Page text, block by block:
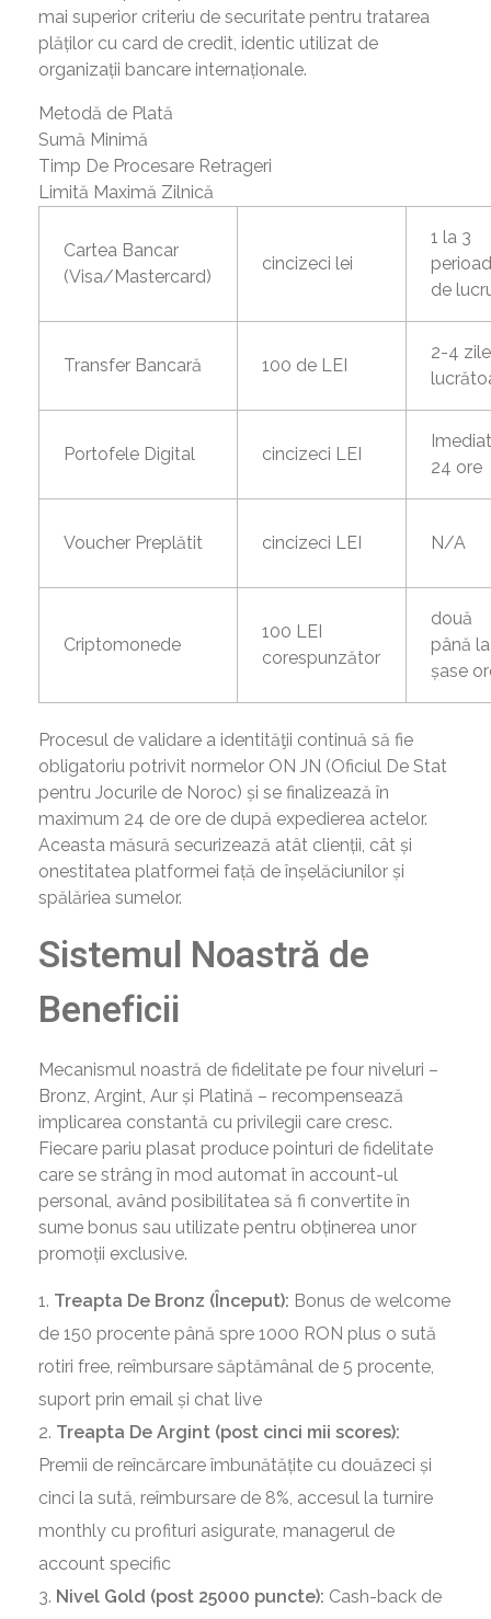
mai superior criteriu de securitate pentru tratarea
plăților cu card de credit, identic utilizat de
organizații bancare internaționale.
Metodă de Plată
Sumă Minimă
Timp De Procesare Retrageri
Limită Maximă Zilnică
Cartea Bancar
(Visa/Mastercard)
cincizeci lei
1 la 3
de
Transfer Bancară 100 de LEI
2-4
Portofele Digital cincizeci LEI
24 ore
Voucher Preplătit cincizeci LEI N/A
Criptomonede
100 LEI
corespunzător
două
până la
șase
Procesul de validare a identităţii continuă să fie
obligatoriu potrivit normelor ON JN (Oficiul De Stat
pentru Jocurile de Noroc) și se finalizează în
maximum 24 de ore de după expedierea actelor.
Aceasta măsură securizează atât clienții, cât și
onestitatea platformei față de înșelăciunilor și
spălăriea sumelor.
Sistemul Noastră de
Beneficii
Mecanismul noastră de fidelitate pe four niveluri –
Bronz, Argint, Aur și Platină – recompensează
implicarea constantă cu privilegii care cresc.
Fiecare pariu plasat produce pointuri de fidelitate
care se strâng în mod automat în account-ul
personal, având posibilitatea să fi convertite în
sume bonus sau utilizate pentru obținerea unor
promoții exclusive.
Treapta De Bronz (Început): Bonus de welcome
de 150 procente până spre 1000 RON plus o sută
rotiri free, reîmbursare săptămânal de 5 procente,
suport prin email și chat live
Treapta De Argint (post cinci mii scores):
Premii de reîncărcare îmbunătățite cu douăzeci și
cinci la sută, reîmbursare de 8%, accesul la turnire
monthly cu profituri asigurate, managerul de
account specific
Nivel Gold (post 25000 puncte): Cash-back de